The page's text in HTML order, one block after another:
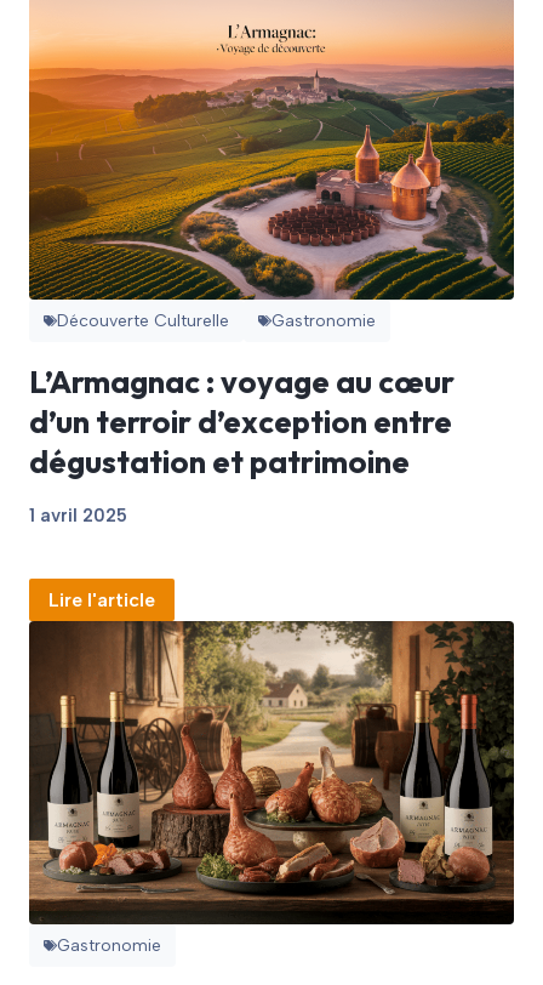
Découverte Culturelle Gastronomie
L’Armagnac : voyage au cœur
d’un terroir d’exception entre
dégustation et patrimoine
1 avril 2025
Lire l'article
Gastronomie